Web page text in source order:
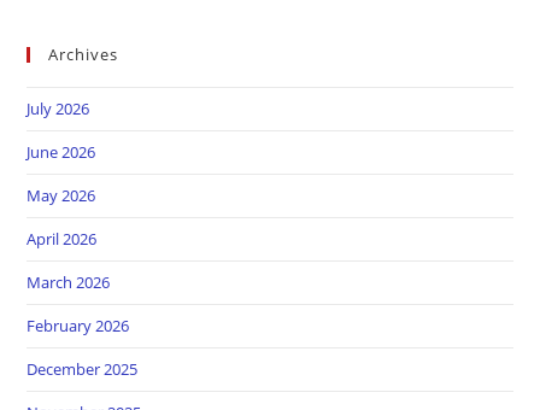
Archives
July 2026
June 2026
May 2026
April 2026
March 2026
February 2026
December 2025